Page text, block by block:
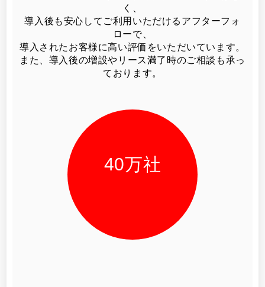
く、
導入後も安心してご利用いただけるアフターフォ
ローで、
導入されたお客様に高い評価をいただいています。
また、導入後の増設やリース満了時のご相談も承っ
ております。
40万社